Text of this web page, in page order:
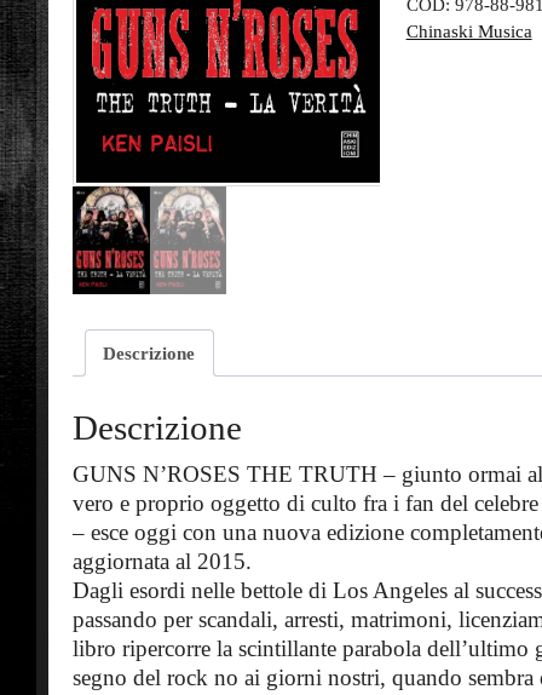
COD: 978-88-
Chinaski Musica
Descrizione
Descrizione
GUNS N’ROSES THE TRUTH – giunto ormai
vero e proprio oggetto di culto fra i fan del
– esce oggi con una nuova edizione
aggiornata al 2015.
Dagli esordi nelle bettole di Los Angeles al
passando per scandali, arresti, matrimoni,
libro ripercorre la scintillante parabola dell’ultimo
segno del rock no ai giorni nostri, quando